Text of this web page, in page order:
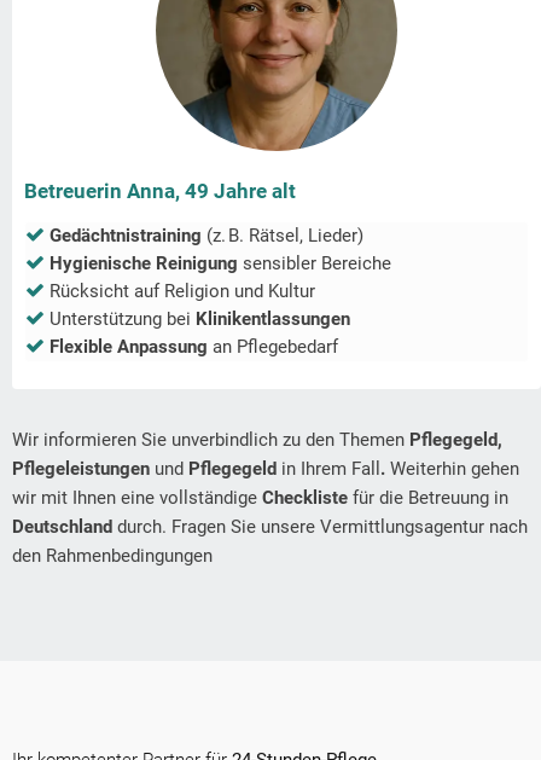
Betreuerin Anna, 49 Jahre alt
Gedächtnistraining (z. B. Rätsel, Lieder)
Hygienische Reinigung sensibler Bereiche
Rücksicht auf Religion und Kultur
Unterstützung bei Klinikentlassungen
Flexible Anpassung an Pflegebedarf
Wir informieren Sie unverbindlich zu den Themen Pflegegeld,
Pflegeleistungen und Pflegegeld in Ihrem Fall . Weiterhin gehen
wir mit Ihnen eine vollständige Checkliste für die Betreuung in
Deutschland durch. Fragen Sie unsere Vermittlungsagentur nach
den Rahmenbedingungen